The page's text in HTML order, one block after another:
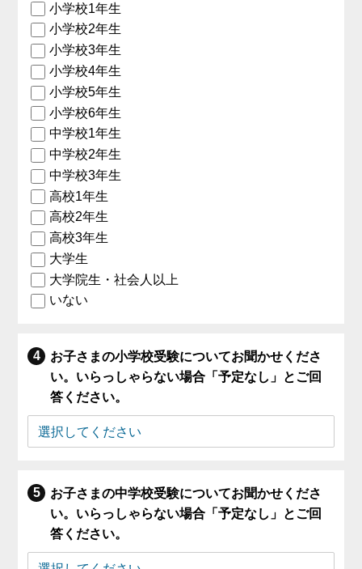
小学校1年生
小学校2年生
小学校3年生
小学校4年生
小学校5年生
小学校6年生
中学校1年生
中学校2年生
中学校3年生
高校1年生
高校2年生
高校3年生
大学生
大学院生・社会人以上
いない
お子さまの小学校受験についてお聞かせくださ
い。いらっしゃらない場合「予定なし」とご回
答ください。
お子さまの中学校受験についてお聞かせくださ
い。いらっしゃらない場合「予定なし」とご回
答ください。